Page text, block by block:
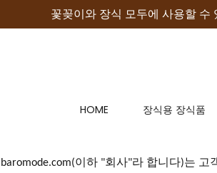
꽃꽂이와 장식 모두에 사용할 수
HOME 장식용 장식품
baromode.com(이하 "회사"라 합니다)는 고